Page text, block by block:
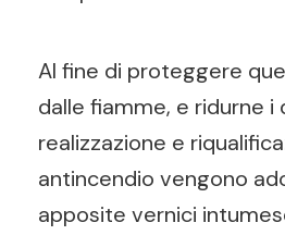
Al fine di proteggere
dalle fiamme, e ridurne i
realizzazione e
antincendio vengono
apposite vernici